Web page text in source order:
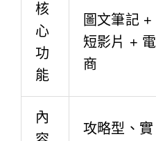
核
心
功
能
圖文筆記 +
短影片 + 電
商
內
攻略型、實